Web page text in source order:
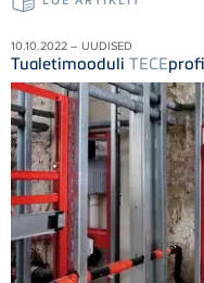
10.10.2022 – UUDISED
Tualetimooduli TECE